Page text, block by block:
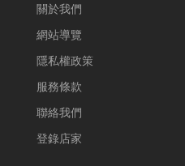
關於我們
網站導覽
隱私權政策
服務條款
聯絡我們
登錄店家